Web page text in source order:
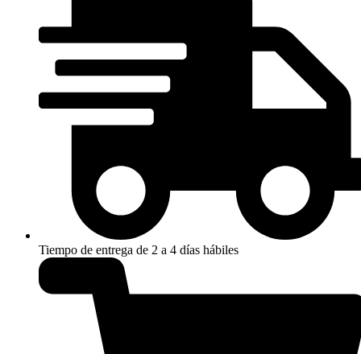
Tiempo de entrega de 2 a 4 días hábiles